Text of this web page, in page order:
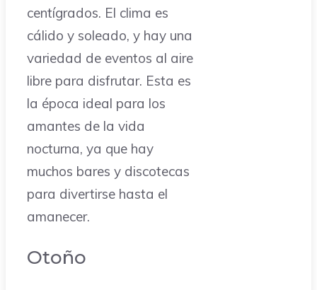
centígrados. El clima es
cálido y soleado, y hay una
variedad de eventos al aire
libre para disfrutar. Esta es
la época ideal para los
amantes de la vida
nocturna, ya que hay
muchos bares y discotecas
para divertirse hasta el
amanecer.
Otoño